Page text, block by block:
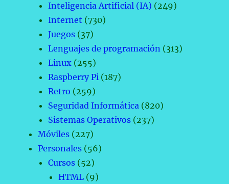
Inteligencia Artificial (IA) (249)
Internet (730)
Juegos (37)
Lenguajes de programación (313)
Linux (255)
Raspberry Pi (187)
Retro (259)
Seguridad Informática (820)
Sistemas Operativos (237)
Móviles (227)
Personales (56)
Cursos (52)
HTML (9)